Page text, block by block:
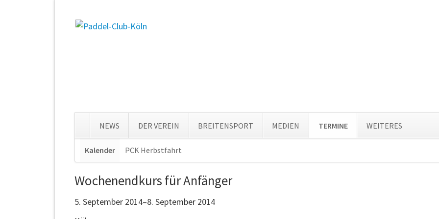
NEWS DER VEREIN BREITENSPORT MEDIEN TERMINE WEITERES
überspringen
Kalender PCK Herbstfahrt
Wochenendkurs für Anfänger
5. September 2014–8. September 2014